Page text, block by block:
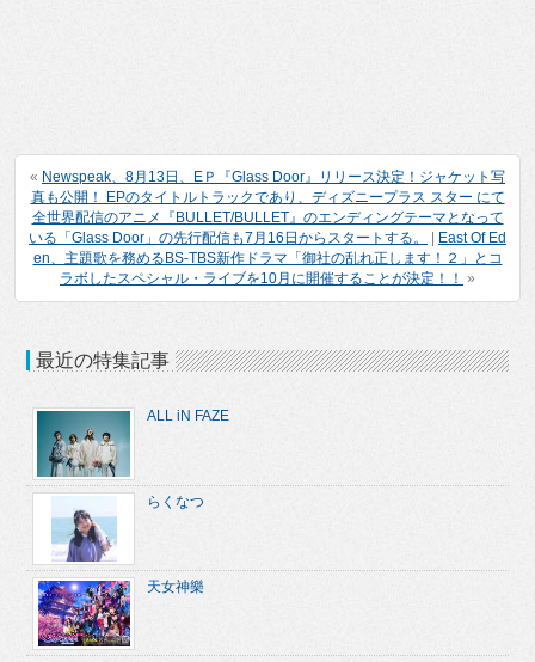
« Newspeak、8月13日、EＰ『Glass Door』リリース決定！ジャケット写
真も公開！ EPのタイトルトラックであり、ディズニープラス スター にて
全世界配信のアニメ『BULLET/BULLET』のエンディングテーマとなって
いる「Glass Door」の先行配信も7月16日からスタートする。
East Of Ed
en、主題歌を務めるBS-TBS新作ドラマ「御社の乱れ正します！２」とコ
ラボしたスペシャル・ライブを10月に開催することが決定！！ »
最近の特集記事
ALL iN FAZE
らくなつ
天女神樂